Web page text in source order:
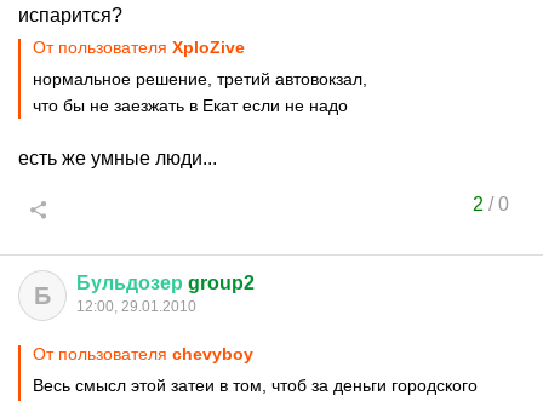
испарится?
От пользователя XploZive
нормальное решение, третий автовокзал,
что бы не заезжать в Екат если не надо
есть же умные люди...
2 /0
Б Бульдозер group2
12:00, 29.01.2010
От пользователя chevyboy
Весь смысл этой затеи в том, чтоб за деньги городского